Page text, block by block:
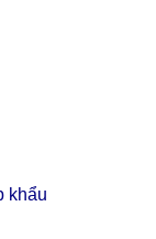
khẩu